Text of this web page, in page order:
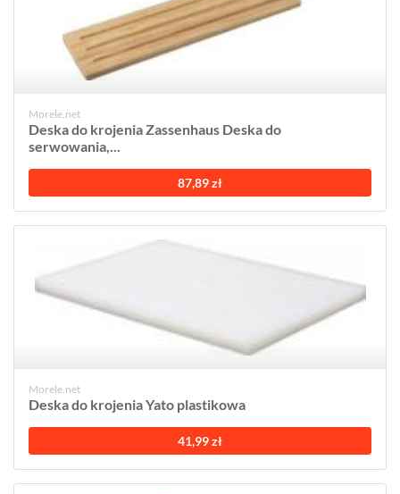
Morele.net
Deska do krojenia Zassenhaus Deska do
serwowania,...
87,89 zł
Morele.net
Deska do krojenia Yato plastikowa
41,99 zł